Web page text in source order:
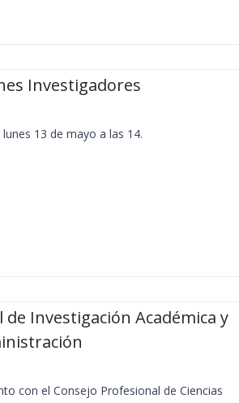
Investigadores
13 de mayo a las 14.
de Investigación Académica y
con el Consejo Profesional de Ciencias